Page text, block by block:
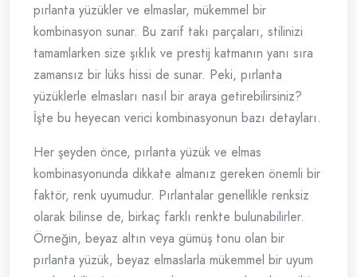
pırlanta yüzükler ve elmaslar, mükemmel bir
kombinasyon sunar. Bu zarif takı parçaları, stilinizi
tamamlarken size şıklık ve prestij katmanın yanı sıra
zamansız bir lüks hissi de sunar. Peki, pırlanta
yüzüklerle elmasları nasıl bir araya getirebilirsiniz?
İşte bu heyecan verici kombinasyonun bazı detayları.
Her şeyden önce, pırlanta yüzük ve elmas
kombinasyonunda dikkate almanız gereken önemli bir
faktör, renk uyumudur. Pırlantalar genellikle renksiz
olarak bilinse de, birkaç farklı renkte bulunabilirler.
Örneğin, beyaz altın veya gümüş tonu olan bir
pırlanta yüzük, beyaz elmaslarla mükemmel bir uyum